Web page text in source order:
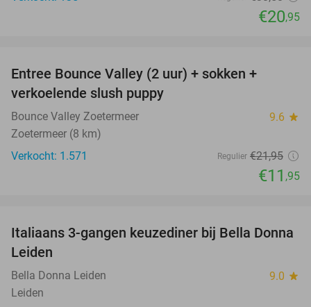
€20,95
Entree Bounce Valley (2 uur) + sokken +
verkoelende slush puppy
Bounce Valley Zoetermeer 9.6 star
Zoetermeer (8 km)
Verkocht: 1.571
Regulier €21,95
€11 ,95
35%
Italiaans 3-gangen keuzediner bij Bella Donna
Leiden
Bella Donna Leiden 9.0 star
Leiden